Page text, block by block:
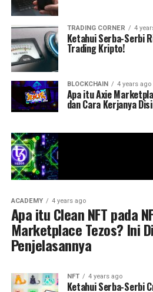
TRADING CORNER 4
Ketahui Serba-Serbi
Trading Kripto!
BLOCKCHAIN 4 years ago
Apa itu Axie
dan Cara Kerjanya
ACADEMY 4 years ago
Apa itu Clean NFT pada
Marketplace Tezos? Ini
Penjelasannya
NFT 4 years ago
Ketahui Serba-Serbi